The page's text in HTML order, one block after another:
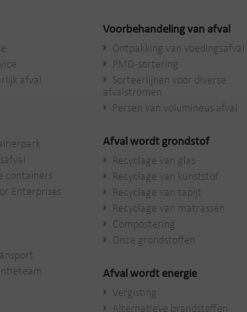
afval
containers
Enterprises
Voorbehandeling van afval
Ontpakking van voedingsafval
PMD-sortering
Sorteerlijnen voor diverse
afvalstromen
Persen van volumineus afval
Afval wordt grondstof
Recyclage van glas
Recyclage van kunststof
Recyclage van tapijt
Recyclage van matrassen
Compostering
Onze grondstoffen
Afval wordt energie
Vergisting
Alternatieve brandstoffen